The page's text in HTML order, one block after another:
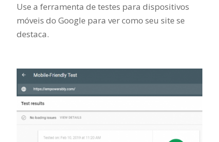
Use a ferramenta de testes para dispositivos
móveis do Google para ver como seu site se
destaca.